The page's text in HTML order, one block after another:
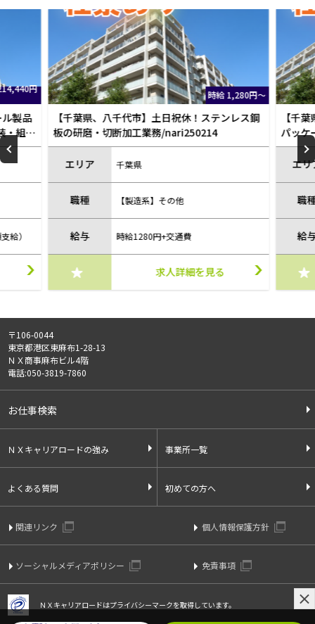
円
製品
・組
給）
時給 1,280円～
【千葉県、八千代市】土日祝休！ステンレス鋼
板の研磨・切断加工業務/nari250214
エリア 千葉県
職種 【製造系】その他
給与 時給1280円+交通費
求人詳細を見る
【千
パッケ
エリ
職
給
〒106-0044
東京都港区東麻布1-28-13
ＮＸ商事麻布ビル4階
電話:050-3819-7860
お仕事検索
ＮＸキャリアロードの強み 事業所一覧
よくある質問 初めての方へ
関連リンク 個人情報保護方針
ソーシャルメディアポリシー 免責事項
ＮＸキャリアロードはプライバシーマークを取得しています。